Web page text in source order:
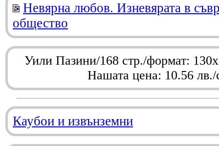
Невярна любов. Изневярата в
общество
Уили Пазини/168 стр./формат:
Нашата цена: 10.56 лв./
Каубои и извънземни